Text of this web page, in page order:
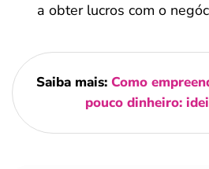
a obter lucros com o
Saiba mais: Como
pouco dinheiro: